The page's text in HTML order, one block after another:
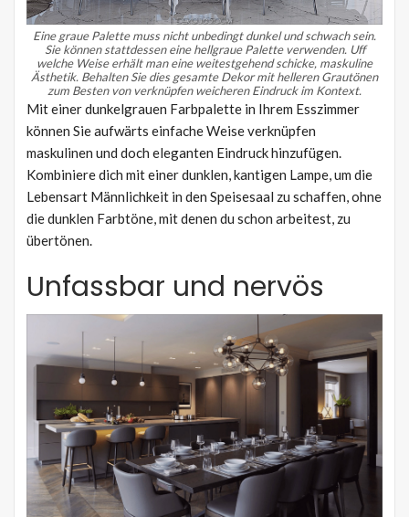
Eine graue Palette muss nicht unbedingt dunkel und schwach sein.
Sie können stattdessen eine hellgraue Palette verwenden. Uff
welche Weise erhält man eine weitestgehend schicke, maskuline
Ästhetik. Behalten Sie dies gesamte Dekor mit helleren Grautönen
zum Besten von verknüpfen weicheren Eindruck im Kontext.
Mit einer dunkelgrauen Farbpalette in Ihrem Esszimmer
können Sie aufwärts einfache Weise verknüpfen
maskulinen und doch eleganten Eindruck hinzufügen.
Kombiniere dich mit einer dunklen, kantigen Lampe, um die
Lebensart Männlichkeit in den Speisesaal zu schaffen, ohne
die dunklen Farbtöne, mit denen du schon arbeitest, zu
übertönen.
Unfassbar und nervös